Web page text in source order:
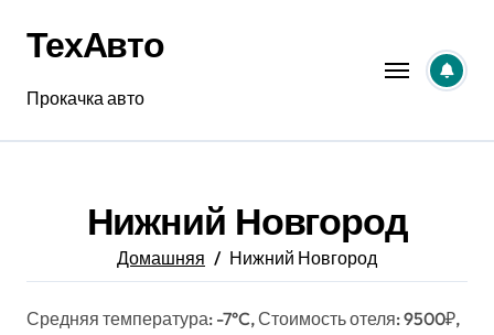
содержанию
ТехАвто
Прокачка авто
Нижний Новгород
Домашняя Нижний Новгород
Средняя температура: -7°C, Стоимость отеля: 9500₽,